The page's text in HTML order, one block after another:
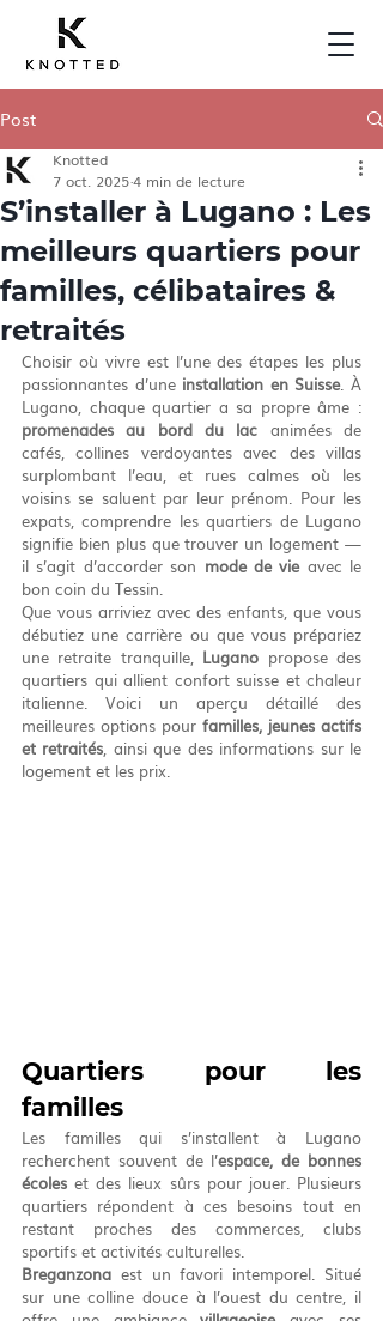
Post
S’installer à Lugano : Les
meilleurs quartiers pour
familles, célibataires &
retraités
Knotted
7 oct. 20254 min de lecture
Choisir où vivre est l’une des étapes les plus
passionnantes d’une installation en Suisse. À
promenades au bord du lac animées de
cafés, collines verdoyantes avec des villas
surplombant l’eau, et rues calmes où les
voisins se saluent par leur prénom. Pour les
expats, comprendre les quartiers de Lugano
signifie bien plus que trouver un logement —
il s’agit d’accorder son mode de vie avec le
bon coin du Tessin.
Que vous arriviez avec des enfants, que vous
débutiez une carrière ou que vous prépariez
une retraite tranquille, Lugano propose des
quartiers qui allient confort suisse et chaleur
italienne. Voici un aperçu détaillé des
meilleures options pour familles, jeunes actifs
et retraités, ainsi que des informations sur le
logement et les prix.
Quartiers pour les
familles
Les familles qui s’installent à Lugano
recherchent souvent de l’espace, de bonnes
écoles et des lieux sûrs pour jouer. Plusieurs
quartiers répondent à ces besoins tout en
restant proches des commerces, clubs
sportifs et activités culturelles.
Breganzona est un favori intemporel. Situé
sur une colline douce à l’ouest du centre, il